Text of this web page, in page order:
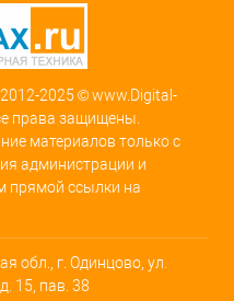
2025 © www.Digital-
права защищены.
материалов только с
администрации и
прямой ссылки на
обл., г. Одинцово, ул.
15, пав. 38